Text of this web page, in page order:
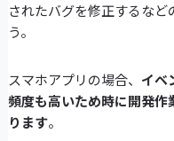
されたバグを修正するな
う。
スマホアプリの場合、 イベ
頻度も高いため時に開発
ります。